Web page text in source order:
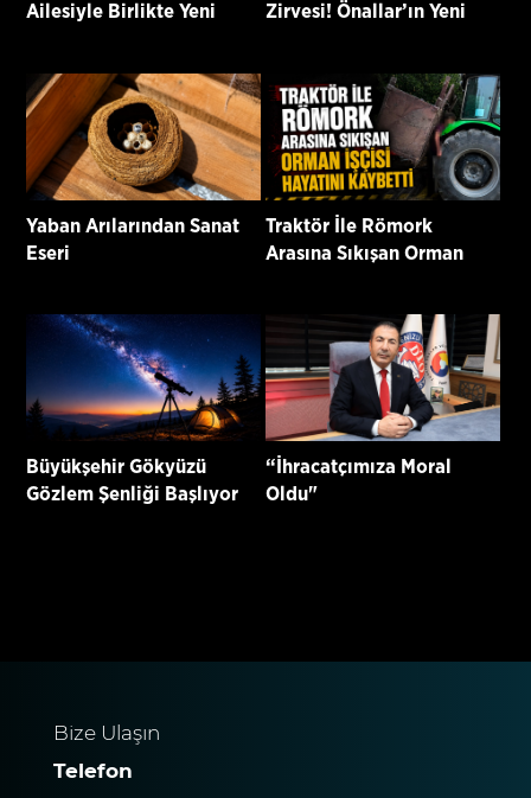
Ailesiyle Birlikte Yeni
Zirvesi! Önallar’ın Yeni
Yaban Arılarından Sanat
Eseri
Traktör İle Römork
Arasına Sıkışan Orman
Büyükşehir Gökyüzü
Gözlem Şenliği Başlıyor
“İhracatçımıza Moral
Oldu"
Bize Ulaşın
Telefon